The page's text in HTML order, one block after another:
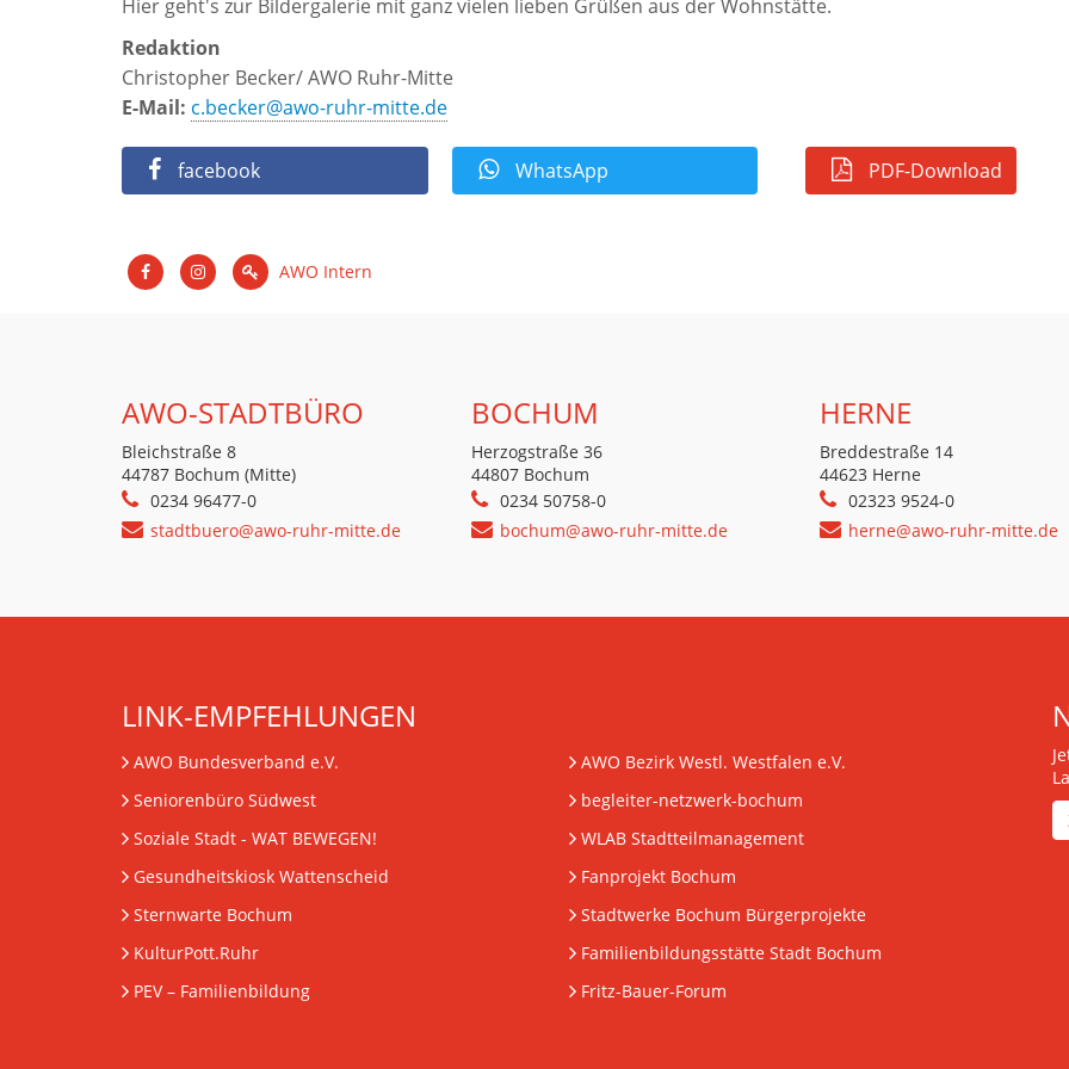
Hier geht's zur Bildergalerie mit ganz vielen lieben Grüßen aus der Wohnstätte.
Redaktion
Christopher Becker/ AWO Ruhr-Mitte
E-Mail: c.becker@awo-ruhr-mitte.de
facebook WhatsApp PDF-Download
AWO Intern
AWO-STADTBÜRO
Bleichstraße 8
44787 Bochum (Mitte)
0234 96477-0
stadtbuero@awo-ruhr-mitte.de
BOCHUM
Herzogstraße 36
44807 Bochum
0234 50758-0
bochum@awo-ruhr-mitte.de
HERNE
Breddestraße 14
44623 Herne
02323 9524-0
herne@awo-ruhr-mitte.de
LINK-EMPFEHLUNGEN
AWO Bundesverband e.V.
AWO Bezirk Westl. Westfalen e.V.
Seniorenbüro Südwest
begleiter-netzwerk-bochum
Soziale Stadt - WAT BEWEGEN!
WLAB Stadtteilmanagement
Gesundheitskiosk Wattenscheid
Fanprojekt Bochum
Sternwarte Bochum
Stadtwerke Bochum Bürgerprojekte
KulturPott.Ruhr
Familienbildungsstätte Stadt Bochum
PEV– Familienbildung Fritz-Bauer-Forum